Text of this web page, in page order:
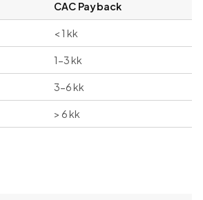
CAC Payback
< 1 kk
1-3 kk
3-6 kk
> 6 kk